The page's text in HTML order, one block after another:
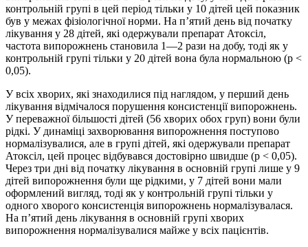
контрольній групі в цей період тільки у 10 дітей цей показник
був у межах фізіологічної норми. На п’ятий день від початку
лікування у 28 дітей, які одержували препарат Атоксіл,
частота випорожнень становила 1—2 рази на добу, тоді як у
контрольній групі тільки у 20 дітей вона була нормальною (р <
0,05).
У всіх хворих, які знаходилися під наглядом, у перший день
лікування відмічалося порушення консистенції випорожнень.
У переважної більшості дітей (56 хворих обох груп) вони були
рідкі. У динаміці захворювання випорожнення поступово
нормалізувалися, але в групі дітей, які одержували препарат
Атоксіл, цей процес відбувався достовірно швидше (р < 0,05).
Через три дні від початку лікування в основній групі лише у 9
дітей випорожнення були ще рідкими, у 7 дітей вони мали
оформлений вигляд, тоді як у контрольній групі тільки у
одного хворого консистенція випорожнень нормалізувалася.
На п’ятий день лікування в основній групі хворих
випорожнення нормалізувалися майже у всіх пацієнтів.